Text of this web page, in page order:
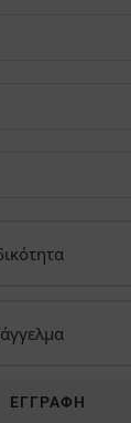
ΕΓΓΡΑΦΉ